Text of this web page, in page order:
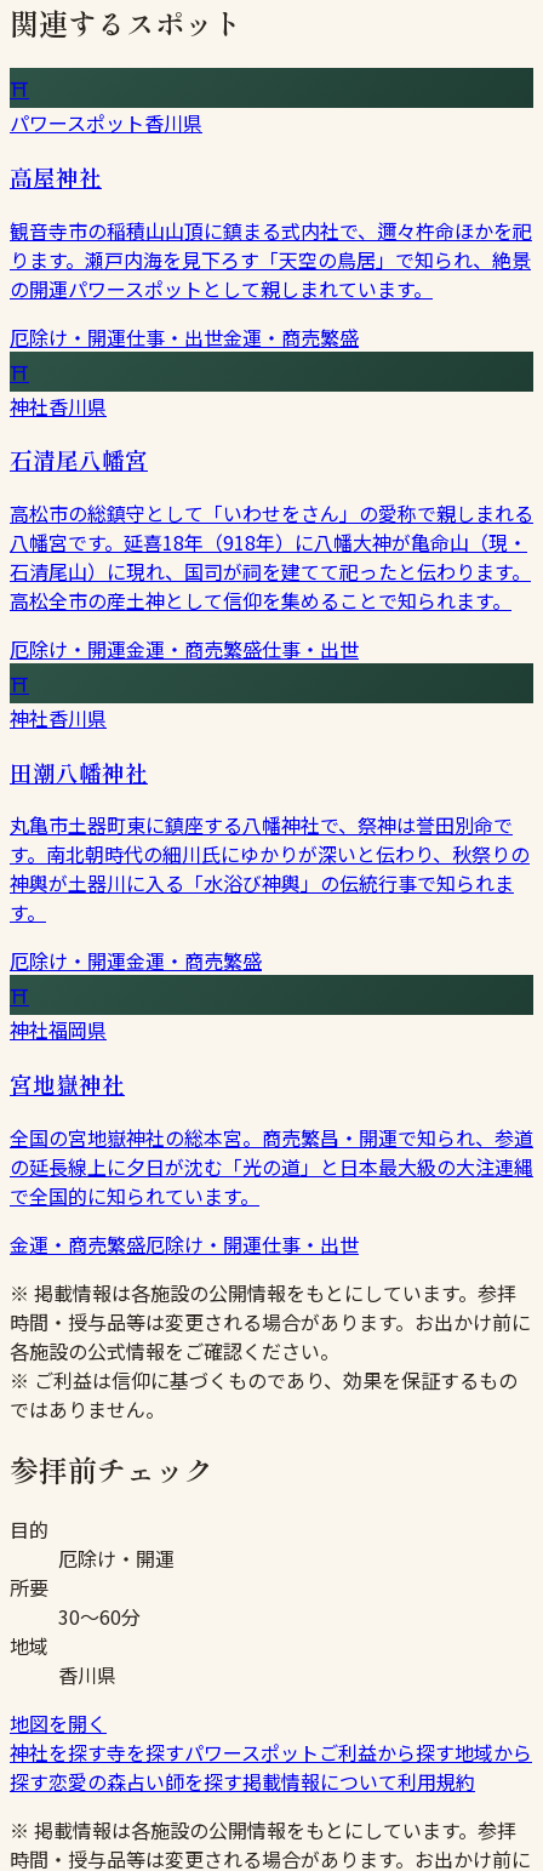
関連するスポット
⛩
パワースポット香川県
高屋神社
観音寺市の稲積山山頂に鎮まる式内社で、邇々杵命ほかを祀
ります。瀬戸内海を見下ろす「天空の鳥居」で知られ、絶景
の開運パワースポットとして親しまれています。
厄除け・開運仕事・出世金運・商売繁盛
⛩
神社香川県
石清尾八幡宮
高松市の総鎮守として「いわせをさん」の愛称で親しまれる
八幡宮です。延喜18年（918年）に八幡大神が亀命山（現・
石清尾山）に現れ、国司が祠を建てて祀ったと伝わります。
高松全市の産土神として信仰を集めることで知られます。
厄除け・開運金運・商売繁盛仕事・出世
⛩
神社香川県
田潮八幡神社
丸亀市土器町東に鎮座する八幡神社で、祭神は誉田別命で
す。南北朝時代の細川氏にゆかりが深いと伝わり、秋祭りの
神輿が土器川に入る「水浴び神輿」の伝統行事で知られま
す。
厄除け・開運金運・商売繁盛
⛩
神社福岡県
宮地嶽神社
全国の宮地嶽神社の総本宮。商売繁昌・開運で知られ、参道
の延長線上に夕日が沈む「光の道」と日本最大級の大注連縄
で全国的に知られています。
金運・商売繁盛厄除け・開運仕事・出世
※ 掲載情報は各施設の公開情報をもとにしています。参拝
時間・授与品等は変更される場合があります。お出かけ前に
各施設の公式情報をご確認ください。
※ ご利益は信仰に基づくものであり、効果を保証するもの
ではありません。
参拝前チェック
目的
厄除け・開運
所要
30〜60分
地域
香川県
地図を開く
神社を探す寺を探すパワースポットご利益から探す地域から
探す恋愛の森占い師を探す掲載情報について利用規約
※ 掲載情報は各施設の公開情報をもとにしています。参拝
時間・授与品等は変更される場合があります。お出かけ前に